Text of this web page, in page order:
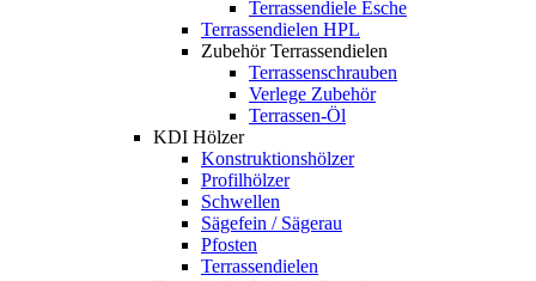
Terrassendiele Esche
Terrassendielen HPL
Zubehör Terrassendielen
Terrassenschrauben
Verlege Zubehör
Terrassen-Öl
KDI Hölzer
Konstruktionshölzer
Profilhölzer
Schwellen
Sägefein / Sägerau
Pfosten
Terrassendielen